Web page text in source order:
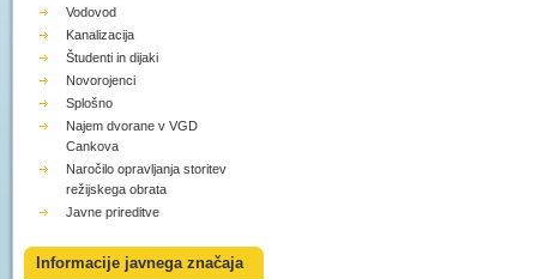
Vodovod
Kanalizacija
Študenti in dijaki
Novorojenci
Splošno
Najem dvorane v VGD
Cankova
Naročilo opravljanja storitev
režijskega obrata
Javne prireditve
Informacije javnega značaja